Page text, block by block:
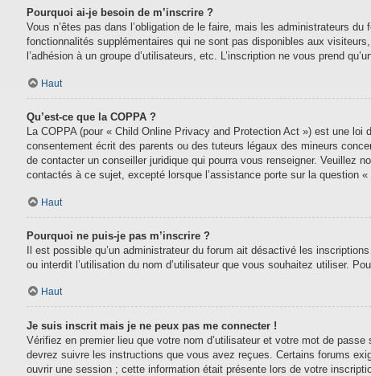
Pourquoi ai-je besoin de m’inscrire ?
Vous n’êtes pas dans l’obligation de le faire, mais les administrateurs
fonctionnalités supplémentaires qui ne sont pas disponibles aux
l’adhésion à un groupe d’utilisateurs, etc. L’inscription ne vous prend
Haut
Qu’est-ce que la COPPA ?
La COPPA (pour « Child Online Privacy and Protection Act ») est une
consentement écrit des parents ou des tuteurs légaux des mineurs
de contacter un conseiller juridique qui pourra vous renseigner. Veuillez
contactés à ce sujet, excepté lorsque l’assistance porte sur la question
Haut
Pourquoi ne puis-je pas m’inscrire ?
Il est possible qu’un administrateur du forum ait désactivé les
ou interdit l’utilisation du nom d’utilisateur que vous souhaitez utiliser.
Haut
Je suis inscrit mais je ne peux pas me connecter !
Vérifiez en premier lieu que votre nom d’utilisateur et votre mot de
devrez suivre les instructions que vous avez reçues. Certains forums
ouvrir une session ; cette information était présente lors de votre